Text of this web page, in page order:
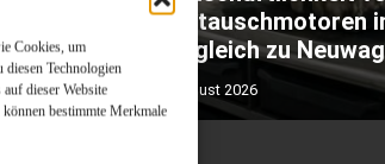
Cookies, um
diesen Technologien
dieser Website
bestimmte Merkmale
Austauschmotoren
Vergleich zu
6. August 2026